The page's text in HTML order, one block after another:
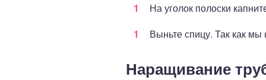
На уголок полоски
Выньте спицу. Так как мы
Наращивание